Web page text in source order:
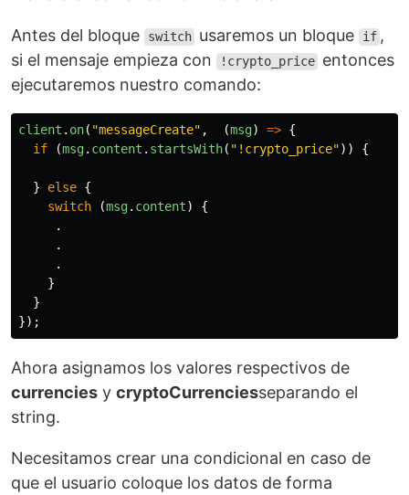
Antes del bloque switch usaremos un bloque if ,
si el mensaje empieza con
!crypto_price entonces
ejecutaremos nuestro comando:
client . on( "messageCreate" , (msg) => {
if
(msg. content . startsWith( " !crypto_price")) {
} else {
switch
(msg. content)
{
.
.
.
}
}
});
Ahora asignamos los valores respectivos de
currencies y cryptoCurrenciesseparando el
string.
Necesitamos crear una condicional en caso de
que el usuario coloque los datos de forma